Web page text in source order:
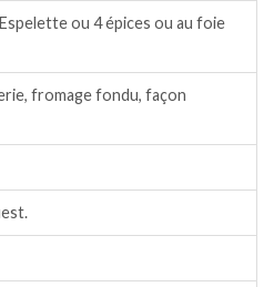
ou 4 épices ou au foie
fromage fondu, façon